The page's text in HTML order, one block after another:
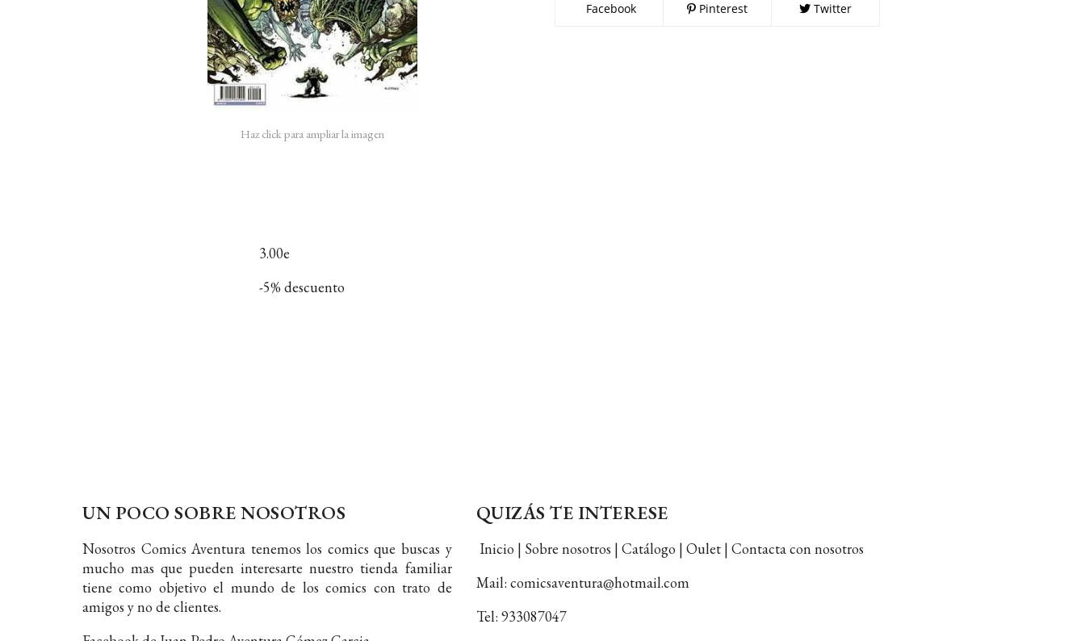
Haz click para ampliar la imagen
Facebook Pinterest Twitter
3.00e
-5% descuento
UN POCO SOBRE NOSOTROS
Nosotros Comics Aventura tenemos los comics que buscas y
mucho mas que pueden interesarte nuestro tienda familiar
tiene como objetivo el mundo de los comics con trato de
amigos y no de clientes.
QUIZÁS TE INTERESE
Inicio | Sobre nosotros | Catálogo | Oulet | Contacta con nosotros
Mail: comicsaventura@hotmail.com
Tel: 933087047